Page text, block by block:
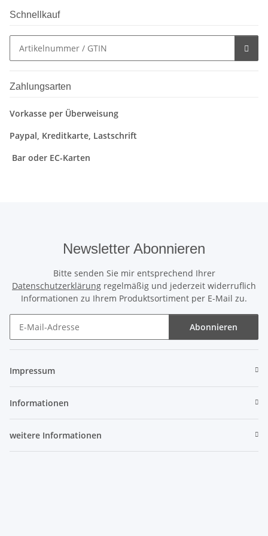
Schnellkauf
Zahlungsarten
Vorkasse per Überweisung
Paypal, Kreditkarte, Lastschrift
Bar oder EC-Karten
Newsletter Abonnieren
Bitte senden Sie mir entsprechend Ihrer
Datenschutzerklärung regelmäßig und jederzeit widerruflich
Informationen zu Ihrem Produktsortiment per E-Mail zu.
Abonnieren
Impressum
Informationen
weitere Informationen